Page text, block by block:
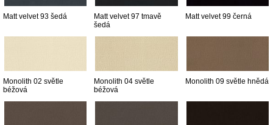
Matt velvet 93 šedá
Matt velvet 97 tmavě
šedá
Matt velvet 99 černá
Monolith 02 světle
béžová
Monolith 04 světle
béžová
Monolith 09 světle hnědá